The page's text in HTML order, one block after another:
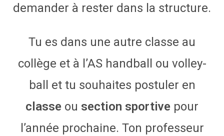
demander à rester dans la structure.
Tu es dans une autre classe au
collège et à l’AS handball ou volley-
ball et tu souhaites postuler en
classe ou section sportive pour
l’année prochaine. Ton professeur